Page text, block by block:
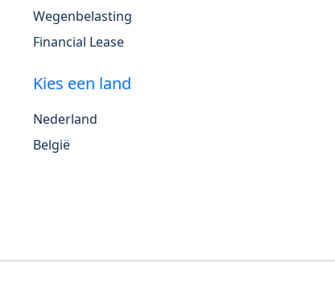
Wegenbelasting
Financial Lease
Kies een land
Nederland
België